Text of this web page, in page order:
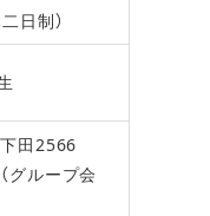
日制）
田2566
グループ会